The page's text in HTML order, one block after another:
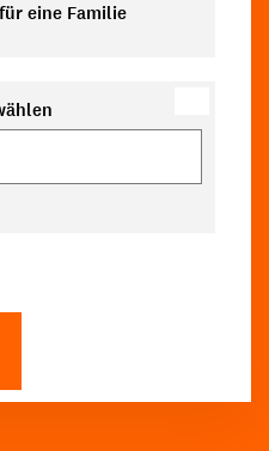
eine Familie